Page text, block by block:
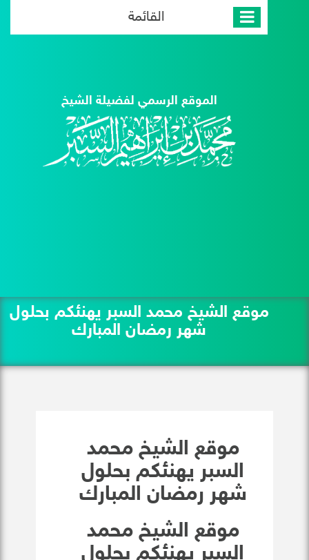
القائمة
الموقع الرسمي لفضيلة الشيخ
موقع الشيخ محمد السبر يهنئكم بحلول
شهر رمضان المبارك
موقع الشيخ محمد
السبر يهنئكم بحلول
شهر رمضان المبارك
موقع الشيخ محمد
السبر يهنئكم بحلول